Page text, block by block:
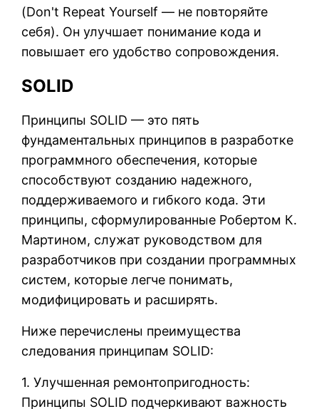
(Don't Repeat Yourself — не повторяйте
себя). Он улучшает понимание кода и
повышает его удобство сопровождения.
SOLID
Принципы SOLID — это пять
фундаментальных принципов в разработке
программного обеспечения, которые
способствуют созданию надежного,
поддерживаемого и гибкого кода. Эти
принципы, сформулированные Робертом К.
Мартином, служат руководством для
разработчиков при создании программных
систем, которые легче понимать,
модифицировать и расширять.
Ниже перечислены преимущества
следования принципам SOLID:
1. Улучшенная ремонтопригодность:
Принципы SOLID подчеркивают важность